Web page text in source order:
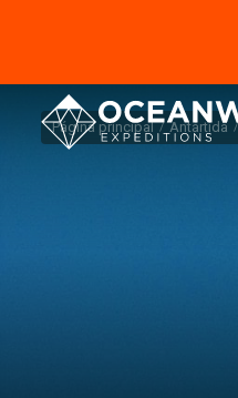
Página principal Antártida